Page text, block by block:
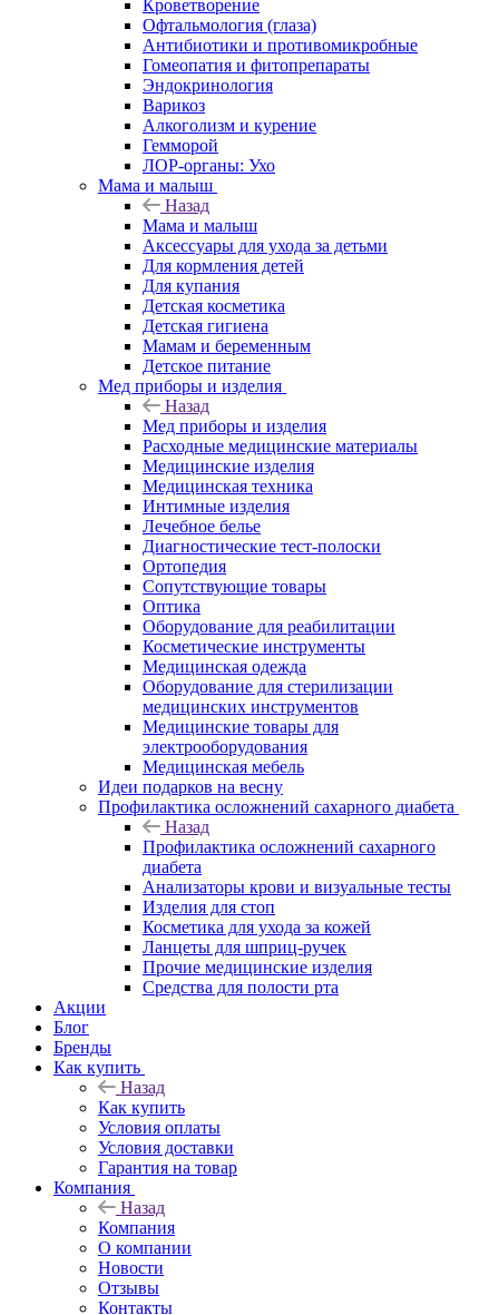
Кроветворение
Офтальмология (глаза)
Антибиотики и противомикробные
Гомеопатия и фитопрепараты
Эндокринология
Варикоз
Алкоголизм и курение
Гемморой
ЛОР-органы: Ухо
Мама и малыш
Назад
Мама и малыш
Аксессуары для ухода за детьми
Для кормления детей
Для купания
Детская косметика
Детская гигиена
Мамам и беременным
Детское питание
Мед приборы и изделия
Назад
Мед приборы и изделия
Расходные медицинские материалы
Медицинские изделия
Медицинская техника
Интимные изделия
Лечебное белье
Диагностические тест-полоски
Ортопедия
Сопутствующие товары
Оптика
Оборудование для реабилитации
Косметические инструменты
Медицинская одежда
Оборудование для стерилизации
медицинских инструментов
Медицинские товары для
электрооборудования
Медицинская мебель
Идеи подарков на весну
Профилактика осложнений сахарного диабета
Назад
Профилактика осложнений сахарного
диабета
Анализаторы крови и визуальные тесты
Изделия для стоп
Косметика для ухода за кожей
Ланцеты для шприц-ручек
Прочие медицинские изделия
Средства для полости рта
Акции
Блог
Бренды
Как купить
Назад
Как купить
Условия оплаты
Условия доставки
Гарантия на товар
Компания
Назад
Компания
О компании
Новости
Отзывы
Контакты